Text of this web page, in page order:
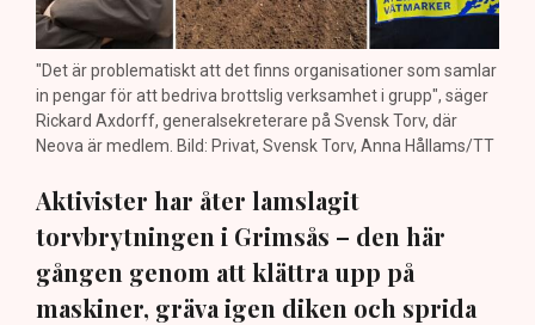
"Det är problematiskt att det finns organisationer som samlar
in pengar för att bedriva brottslig verksamhet i grupp", säger
Rickard Axdorff, generalsekreterare på Svensk Torv, där
Neova är medlem. Bild: Privat, Svensk Torv, Anna Hållams/TT
Aktivister har åter lamslagit
torvbrytningen i Grimsås – den här
gången genom att klättra upp på
maskiner, gräva igen diken och sprida